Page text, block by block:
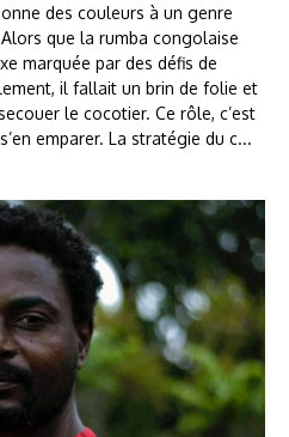
des couleurs à un genre
que la rumba congolaise
marquée par des défis de
il fallait un brin de folie et
le cocotier. Ce rôle, c’est
emparer. La stratégie du c...